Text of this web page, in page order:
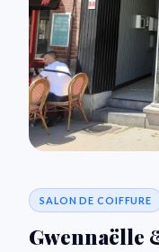
SALON DE COIFFURE
Gwennaëlle